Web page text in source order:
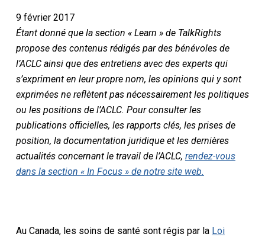
9 février 2017
Étant donné que la section « Learn » de TalkRights
propose des contenus rédigés par des bénévoles de
l’ACLC ainsi que des entretiens avec des experts qui
s’expriment en leur propre nom, les opinions qui y sont
exprimées ne reflètent pas nécessairement les politiques
ou les positions de l’ACLC. Pour consulter les
publications officielles, les rapports clés, les prises de
position, la documentation juridique et les dernières
actualités concernant le travail de l’ACLC, rendez-vous
dans la section « In Focus » de notre site web.
Au Canada, les soins de santé sont régis par la Loi